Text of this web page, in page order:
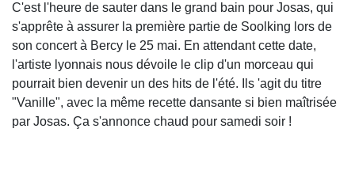
C'est l'heure de sauter dans le grand bain pour Josas, qui
s'apprête à assurer la première partie de Soolking lors de
son concert à Bercy le 25 mai. En attendant cette date,
l'artiste lyonnais nous dévoile le clip d'un morceau qui
pourrait bien devenir un des hits de l'été. Ils 'agit du titre
"Vanille", avec la même recette dansante si bien maîtrisée
par Josas. Ça s'annonce chaud pour samedi soir !